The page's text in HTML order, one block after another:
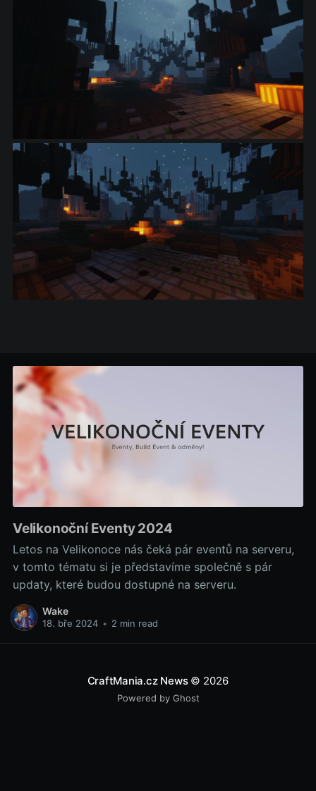
Velikonoční Eventy 2024
Letos na Velikonoce nás čeká pár eventů na serveru,
v tomto tématu si je představíme společně s pár
updaty, které budou dostupné na serveru.
Wake
18. bře 2024 • 2 min read
CraftMania.cz News© 2026
Powered by Ghost